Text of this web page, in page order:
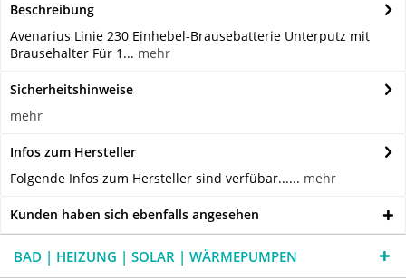
Beschreibung
Avenarius Linie 230 Einhebel-Brausebatterie Unterputz mit
Brausehalter Für 1... mehr
Sicherheitshinweise
mehr
Infos zum Hersteller
Folgende Infos zum Hersteller sind verfübar...... mehr
Kunden haben sich ebenfalls angesehen
BAD | HEIZUNG | SOLAR | WÄRMEPUMPEN